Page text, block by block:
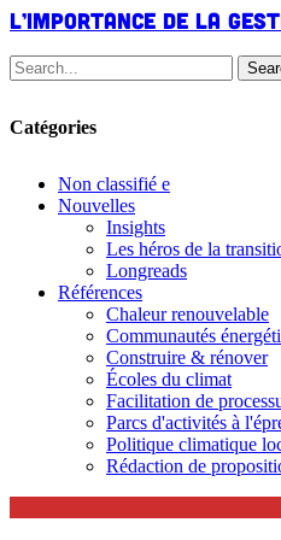
la
gestion
de
la
pour
climatique
L’importance de la
Catégories
Non classifié e
Nouvelles
Insights
Les héros de la
Longreads
Références
Chaleur renouvelable
Communautés
Construire & rénover
Écoles du climat
Facilitation de
Parcs d'activités à
Politique climatique
Rédaction de